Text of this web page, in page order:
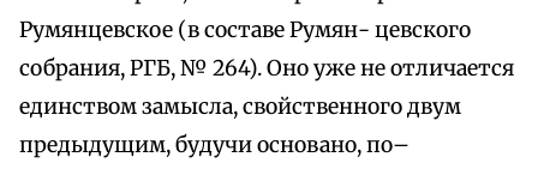
Румянцевское (в составе Румян- цевского
собрания, РГБ, № 264). Оно уже не отличается
единством замысла, свойственного двум
предыдущим, будучи основано, по–